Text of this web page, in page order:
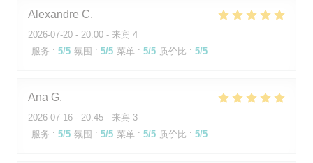
Alexandre C
2026-07-20 - 20:00 - 来宾 4
服务 : 5/5 氛围 : 5/5 菜单 : 5/5 质价比 : 5/5
Ana G
2026-07-16 - 20:45 - 来宾 3
服务 : 5/5 氛围 : 5/5 菜单 : 5/5 质价比 : 5/5